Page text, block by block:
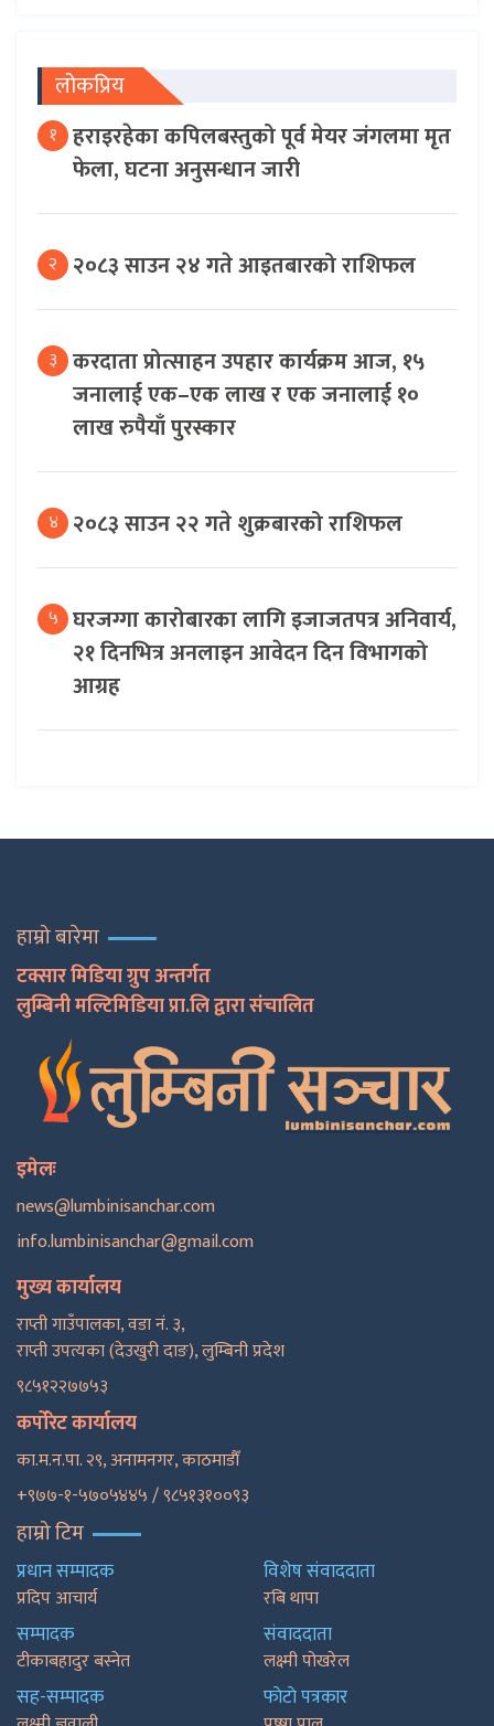
लोकप्रिय
१ हराइरहेका कपिलबस्तुको पूर्व मेयर जंगलमा मृत
फेला, घटना अनुसन्धान जारी
२ २०८३ साउन २४ गते आइतबारको राशिफल
३ करदाता प्रोत्साहन उपहार कार्यक्रम आज, १५
जनालाई एक–एक लाख र एक जनालाई १०
लाख रुपैयाँ पुरस्कार
४ २०८३ साउन २२ गते शुक्रबारको राशिफल
५ घरजग्गा कारोबारका लागि इजाजतपत्र अनिवार्य,
२१ दिनभित्र अनलाइन आवेदन दिन विभागको
आग्रह
हाम्रो बारेमा
टक्सार मिडिया ग्रुप अन्तर्गत
लुम्बिनी मल्टिमिडिया प्रा.लि द्वारा संचालित
इमेलः
news@lumbinisanchar.com
info.lumbinisanchar@gmail.com
मुख्य कार्यालय
राप्ती गाउँपालका, वडा नं. ३,
राप्ती उपत्यका (देउखुरी दाङ), लुम्बिनी प्रदेश
९८५१२२७७५३
कर्पोरेट कार्यालय
का.म.न.पा. २९, अनामनगर, काठमाडाैँ
+९७७-१-५७०५४४५ / ९८५१३१००९३
हाम्रो टिम
प्रधान सम्पादक
प्रदिप आचार्य
सम्पादक
टीकाबहादुर बस्नेत
सह-सम्पादक
विशेष संवाददाता
रबि थापा
संवाददाता
लक्ष्मी पोखरेल
फाेटाे पत्रकार